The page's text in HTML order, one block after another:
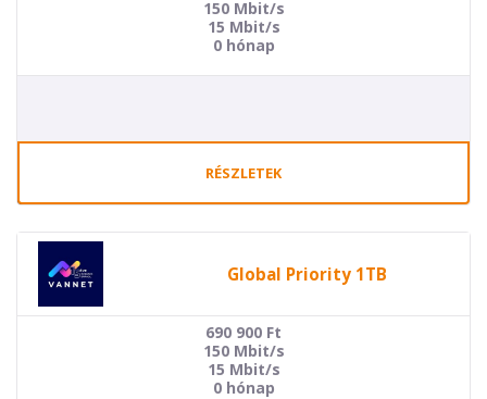
150 Mbit/s
15 Mbit/s
0 hónap
RÉSZLETEK
Global Priority 1TB
690 900 Ft
150 Mbit/s
15 Mbit/s
0 hónap